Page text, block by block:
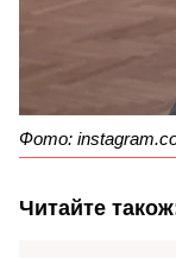
Фото:
Читайте